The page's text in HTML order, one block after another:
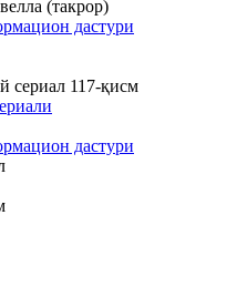
(такрор)
дастури
сериал 117-қисм
дастури